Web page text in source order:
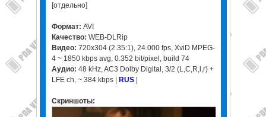
[отдельно]
Формат: AVI
Качество: WEB-DLRip
Видео: 720x304 (2.35:1), 24.000 fps, XviD MPEG-
4 ~ 1850 kbps avg, 0.352 bit/pixel, build 74
Аудио: 48 kHz, AC3 Dolby Digital, 3/2 (L,C,R,l,r) +
LFE ch, ~ 384 kbps | RUS|
Скриншоты: